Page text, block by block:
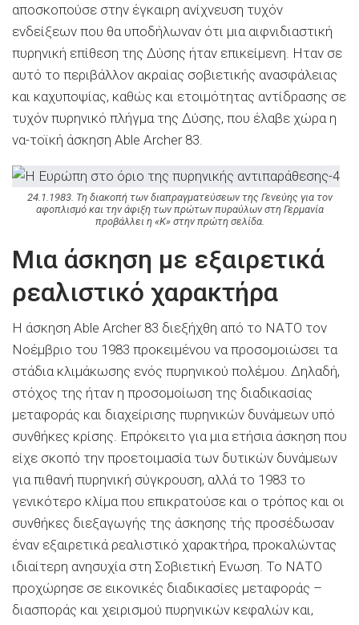
αποσκοπούσε στην έγκαιρη ανίχνευση τυχόν
ενδείξεων που θα υποδήλωναν ότι μια αιφνιδιαστική
πυρηνική επίθεση της Δύσης ήταν επικείμενη. Ηταν σε
αυτό το περιβάλλον ακραίας σοβιετικής ανασφάλειας
και καχυποψίας, καθώς και ετοιμότητας αντίδρασης σε
τυχόν πυρηνικό πλήγμα της Δύσης, που έλαβε χώρα η
να-τοϊκή άσκηση Able Archer 83.
24.1.1983. Τη διακοπή των διαπραγματεύσεων της Γενεύης για τον
αφοπλισμό και την άφιξη των πρώτων πυραύλων στη Γερμανία
προβάλλει η «Κ» στην πρώτη σελίδα.
Μια άσκηση με εξαιρετικά
ρεαλιστικό χαρακτήρα
Η άσκηση Able Archer 83 διεξήχθη από το ΝΑΤΟ τον
Νοέμβριο του 1983 προκειμένου να προσομοιώσει τα
στάδια κλιμάκωσης ενός πυρηνικού πολέμου. Δηλαδή,
στόχος της ήταν η προσομοίωση της διαδικασίας
μεταφοράς και διαχείρισης πυρηνικών δυνάμεων υπό
συνθήκες κρίσης. Επρόκειτο για μια ετήσια άσκηση που
είχε σκοπό την προετοιμασία των δυτικών δυνάμεων
για πιθανή πυρηνική σύγκρουση, αλλά το 1983 το
γενικότερο κλίμα που επικρατούσε και ο τρόπος και οι
συνθήκες διεξαγωγής της άσκησης τής προσέδωσαν
έναν εξαιρετικά ρεαλιστικό χαρακτήρα, προκαλώντας
ιδιαίτερη ανησυχία στη Σοβιετική Ενωση. Το ΝΑΤΟ
προχώρησε σε εικονικές διαδικασίες μεταφοράς –
διασποράς και χειρισμού πυρηνικών κεφαλών και,